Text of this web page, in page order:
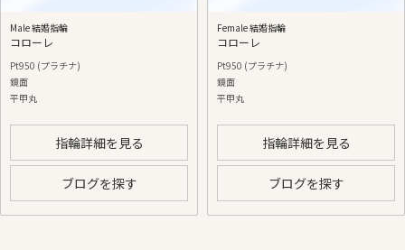
Male 結婚指輪
コローレ
Pt950 (プラチナ)
鏡面
平甲丸
指輪詳細を見る
ブログを探す
Female 結婚指輪
コローレ
Pt950 (プラチナ)
鏡面
平甲丸
指輪詳細を見る
ブログを探す